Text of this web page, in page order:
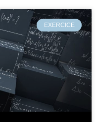
EXERCICE